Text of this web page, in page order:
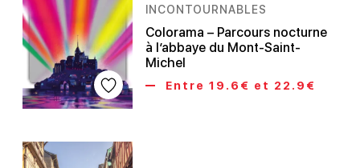
INCONTOURNABLES
Colorama – Parcours nocturne
à l’abbaye du Mont-Saint-
Michel
Entre 19.6€ et 22.9€